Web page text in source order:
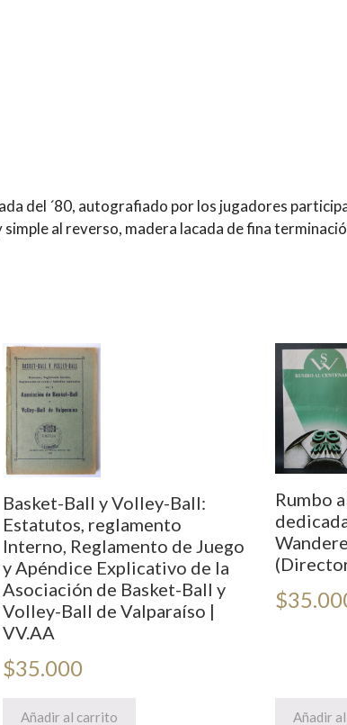
al.]
cantidad
del ´80, autografiado por los jugadores
al reverso, madera lacada de fina
Basket-Ball y Volley-Ball:
Estatutos, reglamento
Interno, Reglamento de Juego
y Apéndice Explicativo de la
Asociación de Basket-Ball y
Volley-Ball de Valparaíso |
VV.AA
$35.000
Añadir al carrito
Rumbo
$
Añadir